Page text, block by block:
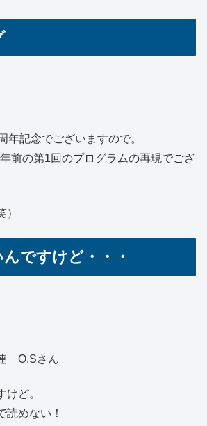
年記念でございますので。
前の第1回のプログラムの再現でござ
ですけど・・・
O.Sさん
けど。
読めない！